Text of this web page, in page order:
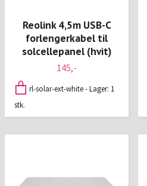
Reolink 4,5m USB-C
forlengerkabel til
solcellepanel (hvit)
145,-
rl-solar-ext-white - Lager: 1
stk.